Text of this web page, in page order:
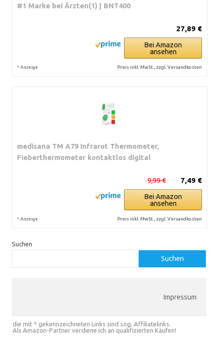
#1 Marke bei Ärzten(1) | BNT400
27,89 €
Bei Amazon
ansehen
* Anzeige Preis inkl. MwSt., zzgl. Versandkosten
medisana TM A79 Infrarot Thermometer,
Fieberthermometer kontaktlos digital
7,49 €
9,99 €
Bei Amazon
ansehen
* Anzeige Preis inkl. MwSt., zzgl. Versandkosten
Suchen
Suchen
Impressum
die mit * gekennzeichneten Links sind sog. Affiliatelinks.
Als Amazon-Partner verdiene ich an qualifizierten Käufen!